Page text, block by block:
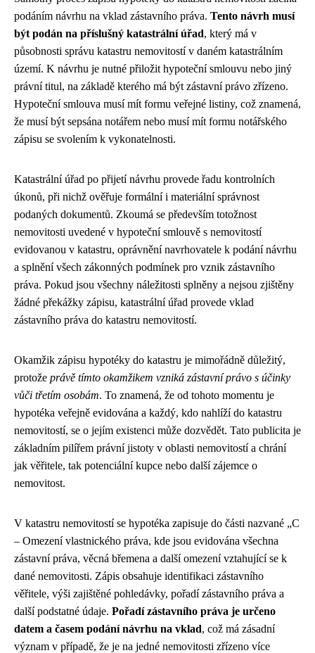
podáním návrhu na vklad zástavního práva. Tento návrh musí
být podán na příslušný katastrální úřad, který má v
působnosti správu katastru nemovitostí v daném katastrálním
území. K návrhu je nutné přiložit hypoteční smlouvu nebo jiný
právní titul, na základě kterého má být zástavní právo zřízeno.
Hypoteční smlouva musí mít formu veřejné listiny, což znamená,
že musí být sepsána notářem nebo musí mít formu notářského
zápisu se svolením k vykonatelnosti.
Katastrální úřad po přijetí návrhu provede řadu kontrolních
úkonů, při nichž ověřuje formální i materiální správnost
podaných dokumentů. Zkoumá se především totožnost
nemovitosti uvedené v hypoteční smlouvě s nemovitostí
evidovanou v katastru, oprávnění navrhovatele k podání návrhu
a splnění všech zákonných podmínek pro vznik zástavního
práva. Pokud jsou všechny náležitosti splněny a nejsou zjištěny
žádné překážky zápisu, katastrální úřad provede vklad
zástavního práva do katastru nemovitostí.
Okamžik zápisu hypotéky do katastru je mimořádně důležitý,
protože právě tímto okamžikem vzniká zástavní právo s účinky
vůči třetím osobám. To znamená, že od tohoto momentu je
hypotéka veřejně evidována a každý, kdo nahlíží do katastru
nemovitostí, se o jejím existenci může dozvědět. Tato publicita je
základním pilířem právní jistoty v oblasti nemovitostí a chrání
jak věřitele, tak potenciální kupce nebo další zájemce o
nemovitost.
V katastru nemovitostí se hypotéka zapisuje do části nazvané „C
– Omezení vlastnického práva, kde jsou evidována všechna
zástavní práva, věcná břemena a další omezení vztahující se k
dané nemovitosti. Zápis obsahuje identifikaci zástavního
věřitele, výši zajištěné pohledávky, pořadí zástavního práva a
další podstatné údaje. Pořadí zástavního práva je určeno
datem a časem podání návrhu na vklad, což má zásadní
význam v případě, že je na jedné nemovitosti zřízeno více